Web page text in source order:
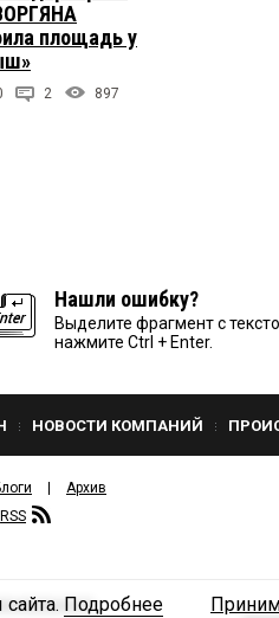
площадь у
2 897
Нашли ошибку?
Выделите фрагмент с
нажмите Ctrl + Enter.
НОВОСТИ КОМПАНИЙ
Архив
RSS
Подробнее